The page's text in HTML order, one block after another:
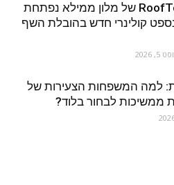
מסעדת ה-RoofTop של מלון ממילא נפתחת
קולינרי חדש בהובלת השף
2026
למה המשפחות הצעירות של
ממשיכות לבחור בלוד?